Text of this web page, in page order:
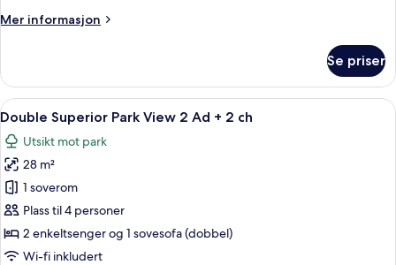
Ad
child
Mer informasjon
Mer
Superior
Park
View
Ad
+
child
Se priser
Åpne
alle
bildene
av
Double
Superior
Park
View
4
Double Superior Park View 2 Ad + 2 ch
Utsikt mot park
28 m²
1 soverom
Plass til 4 personer
2 enkeltsenger og 1 sovesofa (dobbel)
Wi-fi inkludert